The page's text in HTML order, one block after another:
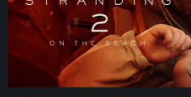
the
Beach,
recensione
–